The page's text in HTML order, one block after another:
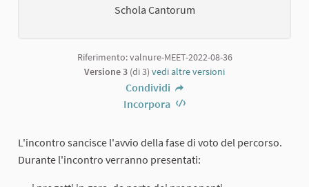
Schola Cantorum
Riferimento: valnure-MEET-2022-08-36
Versione 3 (di 3) vedi altre versioni
Condividi
Incorpora
L'incontro sancisce l'avvio della fase di voto del percorso.
Durante l'incontro verranno presentati: